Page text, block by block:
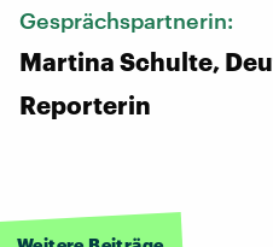
Gesprächspartnerin:
Martina Schulte,
Reporterin